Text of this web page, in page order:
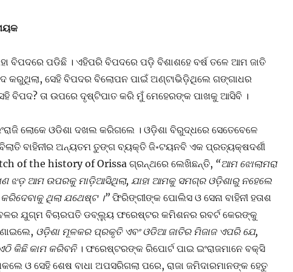
ବିପଦରେ ପଡିଛି । ଏହିପରି ବିପଦରେ ପଡ଼ି ବିଶାଶହେ ବର୍ଷ ତଳେ ଆମ ଜାତି
କରୁଥିଲା, ସେହି ବିପଦର ବିଲୋପନ ପାଇଁ ଅଣ୍ଟାଭିଡ଼ିଥିଲେ ଗଙ୍ଗାଧର
ବିପଦ? ତା ଉପରେ ଦୃଷ୍ଟିପାତ କରି ମୁଁ ମେହେରଙ୍କ ପାଖକୁ ଆସିବି ।
ଲୋକେ ଓଡିଶା ଦଖଲ କରିଗଲେ । ଓଡ଼ିଶା ବିରୁଦ୍ଧରେ ସେତେବେଳେ
ବାହିନୀର ଅନ୍ୟତମ ତୁଙ୍ଗ ବ୍ୟକ୍ତି ଜି॰ଟୟନବି ଏକ ପ୍ରତ୍ୟକ୍ଷଦର୍ଶୀ
of the history of Orissa ଗ୍ରନ୍ଥରେ ଲେଖିଛନ୍ତି, “ଆମ ଝୋଲାମରା
ଝଡ଼ ଆମ ଉପରକୁ ମାଡ଼ିଆସିଥିଲା, ଯାହା ଆମକୁ ସମଗ୍ର ଓଡ଼ିଶାରୁ ନହେଲେ
ଥିଲା ଯଥେଷ୍ଟ ।”ଫିରିଙ୍ଗୀଙ୍କ ପୋଲିସ ଓ ସେନା ବାହିନୀ ହତାଶ
ଯୁଗ୍ମ ବିଚାରପତି ଡବ୍ଲ୍ୟୁ ଫରେଷ୍ଟର କମିଶନର ରବର୍ଟ କେରଙ୍କୁ
ଓଡ଼ିଶା ମୂଳକର ପ୍ରକୃତି ଏବଂ ଓଡିଆ ଜାତିର ମିଜାଜ ଏପରି ଯେ,
କିଛି କାମ କରିବନି। ଫରେଷ୍ଟରଙ୍କ ରିପୋର୍ଟ ପାଇ ଇଂରାଜମାନେ ବକ୍ସି
ଓ ସେହି ଶେଷ ବାଧା ଅପସରିଗଲା ପରେ, ରାଜା ଜମିଦାରମାନଙ୍କ ହେତୁ